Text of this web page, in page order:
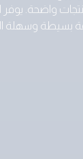
واضحة. يوفر
بسيطة وسهلة